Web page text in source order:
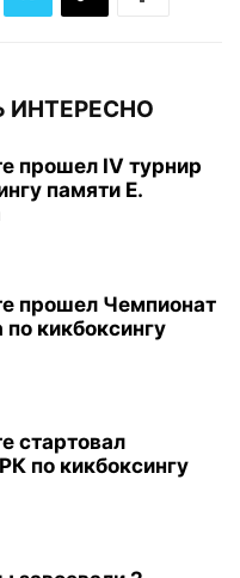
ИНТЕРЕСНО
прошел IV турнир
памяти Е.
прошел Чемпионат
по кикбоксингу
стартовал
по кикбоксингу